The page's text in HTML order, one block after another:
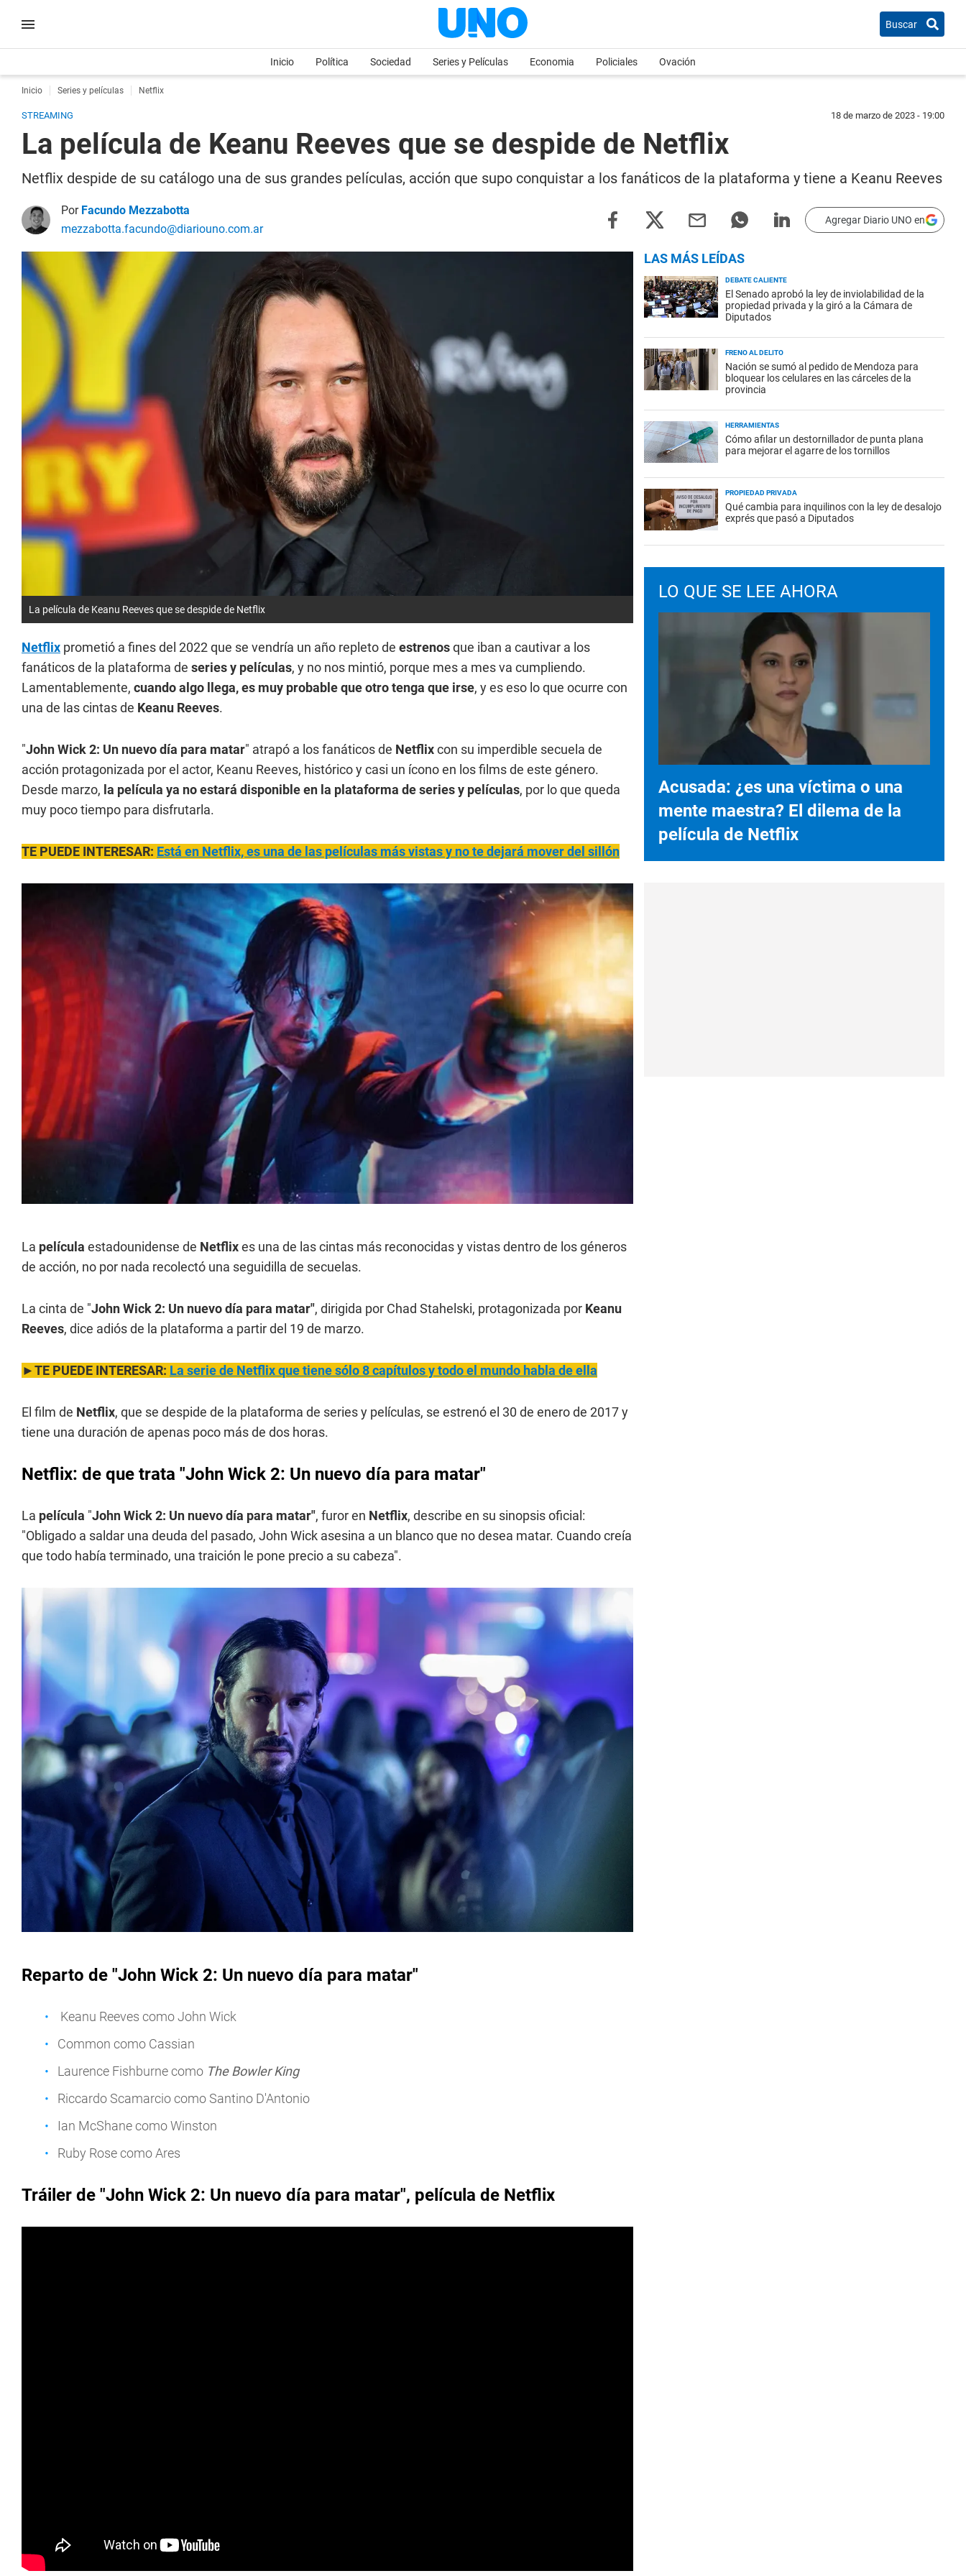
Buscar
Inicio Política Sociedad Series y Películas Economia Policiales Ovación
Inicio Series y películas Netflix
STREAMING 18 de marzo de 2023 - 19:00
La película de Keanu Reeves que se despide de Netflix
Netflix despide de su catálogo una de sus grandes películas, acción que supo conquistar a los fanáticos de la plataforma y tiene a Keanu Reeves
Por Facundo Mezzabotta
mezzabotta.facundo@diariouno.com.ar
Agregar Diario UNO en
La película de Keanu Reeves que se despide de Netflix
Netflix prometió a fines del 2022 que se vendría un año repleto de estrenosque iban a cautivar a los
fanáticos de la plataforma de series y películas, y no nos mintió, porque mes a mes va cumpliendo.
Lamentablemente, cuando algo llega, es muy probable que otro tenga que irse, y es eso lo que ocurre con
una de las cintas de Keanu Reeves.
"John Wick 2: Un nuevo día para matar" atrapó a los fanáticos de Netflixcon su imperdible secuela de
acción protagonizada por el actor, Keanu Reeves, histórico y casi un ícono en los films de este género.
Desde marzo, la película ya no estará disponible en la plataforma de series y películas, por lo que queda
muy poco tiempo para disfrutarla.
TE PUEDE INTERESAR: Está en Netflix, es una de las películas más vistas y no te dejará mover del sillón
La película estadounidense de Netflixes una de las cintas más reconocidas y vistas dentro de los géneros
de acción, no por nada recolectó una seguidilla de secuelas.
La cinta de "John Wick 2: Un nuevo día para matar", dirigida por Chad Stahelski, protagonizada por Keanu
Reeves, dice adiós de la plataforma a partir del 19 de marzo.
►TE PUEDE INTERESAR: La serie de Netflix que tiene sólo 8 capítulos y todo el mundo habla de ella
El film de Netflix, que se despide de la plataforma de series y películas, se estrenó el 30 de enero de 2017 y
tiene una duración de apenas poco más de dos horas.
Netflix: de que trata "John Wick 2: Un nuevo día para matar"
La película "John Wick 2: Un nuevo día para matar", furor en Netflix, describe en su sinopsis oficial:
"Obligado a saldar una deuda del pasado, John Wick asesina a un blanco que no desea matar. Cuando creía
que todo había terminado, una traición le pone precio a su cabeza".
Reparto de "John Wick 2: Un nuevo día para matar"
Keanu Reeves como John Wick
Common como Cassian
Laurence Fishburne como The Bowler King
Riccardo Scamarcio como Santino D'Antonio
Ian McShane como Winston
Ruby Rose como Ares
Tráiler de "John Wick 2: Un nuevo día para matar", película de Netflix
LAS MÁS LEÍDAS
DEBATE CALIENTE
El Senado aprobó la ley de inviolabilidad de la
propiedad privada y la giró a la Cámara de
Diputados
FRENO AL DELITO
Nación se sumó al pedido de Mendoza para
bloquear los celulares en las cárceles de la
provincia
HERRAMIENTAS
Cómo afilar un destornillador de punta plana
para mejorar el agarre de los tornillos
PROPIEDAD PRIVADA
Qué cambia para inquilinos con la ley de desalojo
exprés que pasó a Diputados
LO QUE SE LEE AHORA
Acusada: ¿es una víctima o una
mente maestra? El dilema de la
película de Netflix